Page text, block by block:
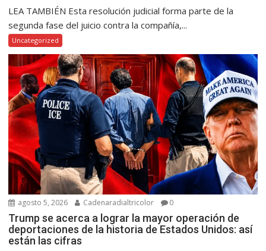
LEA TAMBIÉN Esta resolución judicial forma parte de la
segunda fase del juicio contra la compañía,...
Uncategorized
agosto 5, 2026 Cadenaradialtricolor 0
Trump se acerca a lograr la mayor operación de
deportaciones de la historia de Estados Unidos: así
están las cifras